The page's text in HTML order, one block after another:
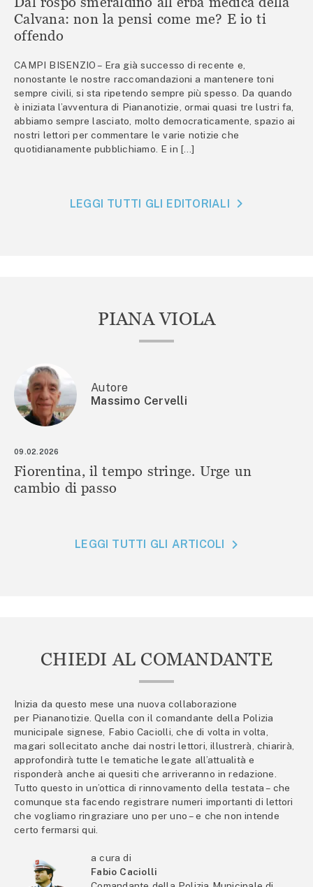
Calvana: non la pensi come me? E io ti
offendo
CAMPI BISENZIO – Era già successo di recente e,
nonostante le nostre raccomandazioni a mantenere toni
sempre civili, si sta ripetendo sempre più spesso. Da quando
è iniziata l’avventura di Piananotizie, ormai quasi tre lustri fa,
abbiamo sempre lasciato, molto democraticamente, spazio ai
nostri lettori per commentare le varie notizie che
quotidianamente pubblichiamo. E in […]
LEGGI TUTTI GLI EDITORIALI
PIANA VIOLA
Autore
Massimo Cervelli
09.02.2026
Fiorentina, il tempo stringe. Urge un
cambio di passo
LEGGI TUTTI GLI ARTICOLI
CHIEDI AL COMANDANTE
Inizia da questo mese una nuova collaborazione
per Piananotizie. Quella con il comandante della Polizia
municipale signese, Fabio Caciolli, che di volta in volta,
magari sollecitato anche dai nostri lettori, illustrerà, chiarirà,
approfondirà tutte le tematiche legate all’attualità e
risponderà anche ai quesiti che arriveranno in redazione.
Tutto questo in un’ottica di rinnovamento della testata – che
comunque sta facendo registrare numeri importanti di lettori
che vogliamo ringraziare uno per uno – e che non intende
certo fermarsi qui.
a cura di
Fabio Caciolli